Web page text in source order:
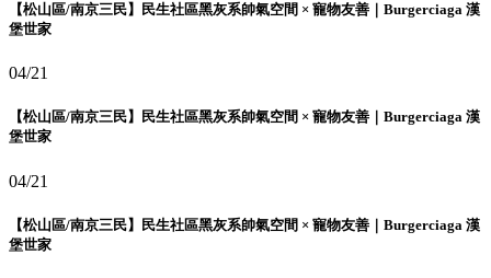
【松山區/南京三民】民生社區黑灰系帥氣空間 × 寵物友善｜Burgerciaga 漢
堡世家
04/21
【松山區/南京三民】民生社區黑灰系帥氣空間 × 寵物友善｜Burgerciaga 漢
堡世家
04/21
【松山區/南京三民】民生社區黑灰系帥氣空間 × 寵物友善｜Burgerciaga 漢
堡世家